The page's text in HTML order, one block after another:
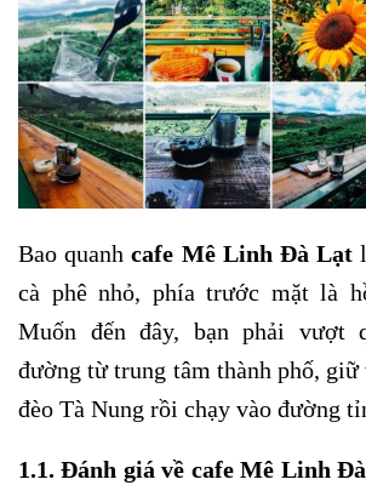
Bao quanhcafe Mê Linh Đà Lạt
cà phê nhỏ, phía trước mặt là
Muốn đến đây, bạn phải vượt
đường từ trung tâm thành phố,
đèo Tà Nung rồi chạy vào đường
1.1. Đánh giá về cafe Mê Linh